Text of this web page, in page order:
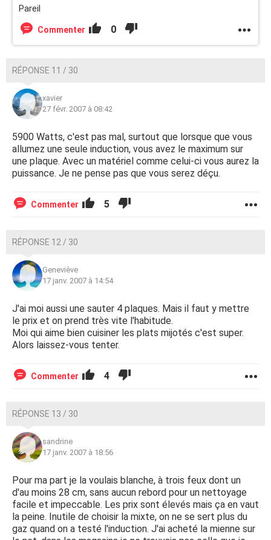
Pareil
Commenter 0
RÉPONSE 11 / 30
xavier
27 févr. 2007 à 08:42
5900 Watts, c'est pas mal, surtout que lorsque que vous
allumez une seule induction, vous avez le maximum sur
une plaque. Avec un matériel comme celui-ci vous aurez la
puissance. Je ne pense pas que vous serez déçu.
Commenter 5
RÉPONSE 12 / 30
Geneviève
17 janv. 2007 à 14:54
J'ai moi aussi une sauter 4 plaques. Mais il faut y mettre
le prix et on prend très vite l'habitude.
Moi qui aime bien cuisiner les plats mijotés c'est super.
Alors laissez-vous tenter.
Commenter 4
RÉPONSE 13 / 30
sandrine
17 janv. 2007 à 18:56
Pour ma part je la voulais blanche, à trois feux dont un
d'au moins 28 cm, sans aucun rebord pour un nettoyage
facile et impeccable. Les prix sont élevés mais ça en vaut
la peine. Inutile de choisir la mixte, on ne se sert plus du
gaz quand on a testé l'induction. J'ai acheté la mienne sur